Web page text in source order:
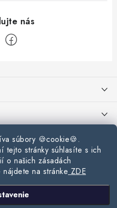
súbory 🍪cookie🍪.
tejto stránky súhlasíte s ich
o našich zásadách
na stránke ZDE
pre strechu?